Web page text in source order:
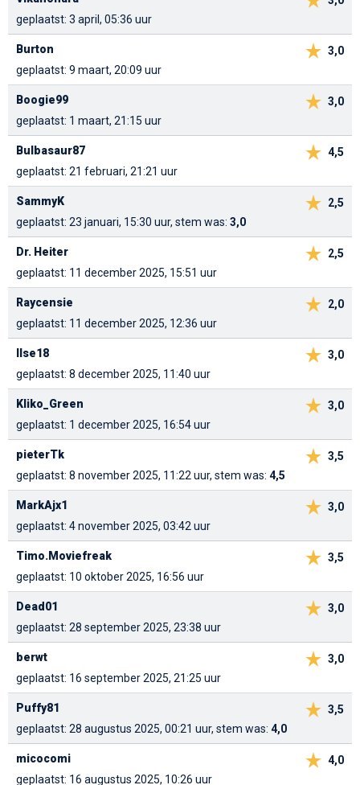
geplaatst: 3 april, 05:36 uur
3,0
Burton
geplaatst: 9 maart, 20:09 uur
3,0
Boogie99
geplaatst: 1 maart, 21:15 uur
4,5
Bulbasaur87
geplaatst: 21 februari, 21:21 uur
2,5
SammyK
geplaatst: 23 januari, 15:30 uur, stem was: 3,0
2,5
Dr. Heiter
geplaatst: 11 december 2025, 15:51 uur
2,0
Raycensie
geplaatst: 11 december 2025, 12:36 uur
3,0
Ilse18
geplaatst: 8 december 2025, 11:40 uur
3,0
Kliko_Green
geplaatst: 1 december 2025, 16:54 uur
3,5
pieterTk
geplaatst: 8 november 2025, 11:22 uur, stem was: 4,5
3,0
MarkAjx1
geplaatst: 4 november 2025, 03:42 uur
3,5
Timo.Moviefreak
geplaatst: 10 oktober 2025, 16:56 uur
3,0
Dead01
geplaatst: 28 september 2025, 23:38 uur
3,0
berwt
geplaatst: 16 september 2025, 21:25 uur
3,5
Puffy81
geplaatst: 28 augustus 2025, 00:21 uur, stem was: 4,0
4,0
micocomi
geplaatst: 16 augustus 2025, 10:26 uur